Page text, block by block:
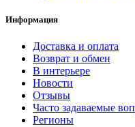
Информация
Доставка и оплата
Возврат и обмен
В интерьере
Новости
Отзывы
Часто задаваемые
Регионы